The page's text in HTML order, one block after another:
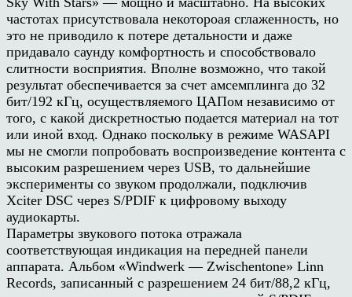
частотах присутствовала некотороая сглаженность, но
это не приводило к потере детальности и даже
придавало саунду комфортность и способствовало
слитности восприятия. Вполне возможно, что такой
результат обеспечивается за счет амсемплинга до 32
бит/192 кГц, осуществляемого ЦАПом независимо от
того, с какой дискретностью подается материал на тот
или иной вход. Однако поскольку в режиме WASAPI
мы не смогли попробовать воспроизведение контента с
высоким разрешением через USB, то дальнейшие
эксперименты со звуком продолжали, подключив
Xciter DSC через S/PDIF к цифровому выходу
аудиокарты.
Параметры звукового потока отражала
соответствующая индикация на передней панели
аппарата. Альбом «Windwerk — Zwischentone» Linn
Records, записанный с разрешением 24 бит/88,2 кГц,